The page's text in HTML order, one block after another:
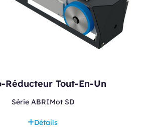
Réducteur Tout-En-Un
Série ABRIMot SD
Détails